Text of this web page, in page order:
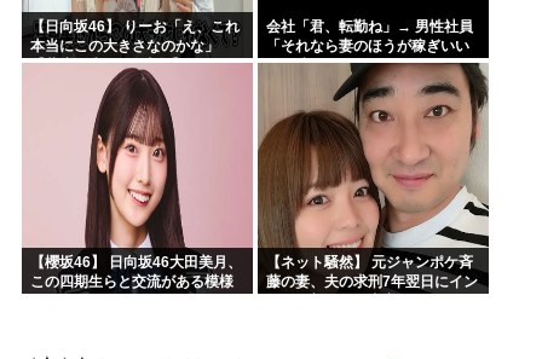
【日向坂46】 りーお「え、これ
本当にこの大きさなのかな」
【藤嶌果歩 1st写真集】
会社「君、転勤ね」→ 男性社員
「それなら妻のほうが稼ぎいい
んで辞めます」⇒ 結果・・・
【櫻坂46】 日向坂46大田美月、
この四期生らと交流がある模様
【ネット騒然】 元ジャンポケ斉
藤の妻、夫の求刑7年翌日にイン